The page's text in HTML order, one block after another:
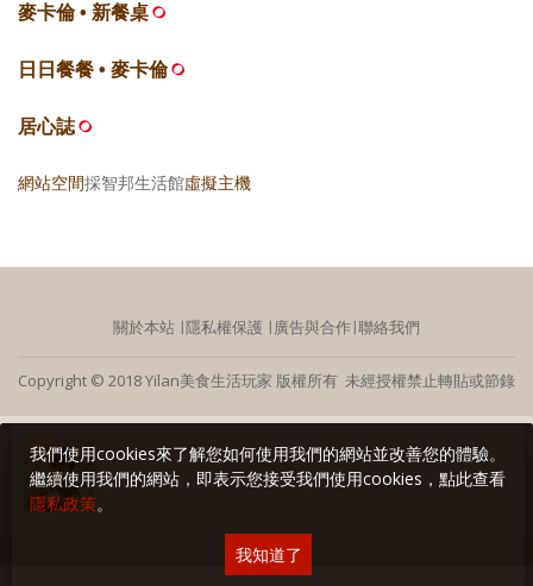
麥卡倫 • 新餐桌
日日餐餐 • 麥卡倫
居心誌
網站空間採智邦生活館虛擬主機
關於本站 ∣隱私權保護 ∣廣告與合作∣聯絡我們
Copyright © 2018 Yilan美食生活玩家 版權所有 未經授權禁止轉貼或節錄
我們使用cookies來了解您如何使用我們的網站並改善您的體驗。
繼續使用我們的網站，即表示您接受我們使用cookies，點此查看
隱私政策。
我知道了